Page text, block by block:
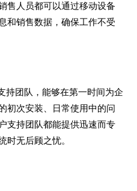
售人员都可以通过移动设备
和销售数据，确保工作不受
持团队，能够在第一时间为企
初次安装、日常使用中的问
支持团队都能提供迅速而专
时无后顾之忧。